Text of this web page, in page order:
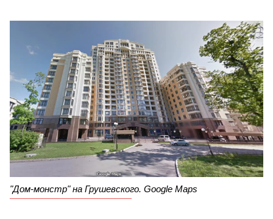
"Дом-монстр" на Грушевского. Google Maps